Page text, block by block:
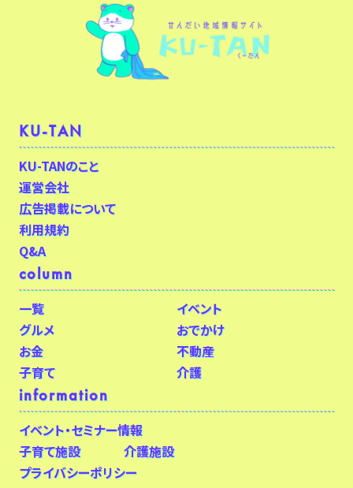
KU-TAN
KU-TANのこと
運営会社
広告掲載について
利用規約
Q&A
column
一覧
イベント
グルメ
おでかけ
お金
不動産
子育て
介護
information
イベント・セミナー情報
子育て施設
介護施設
プライバシーポリシー